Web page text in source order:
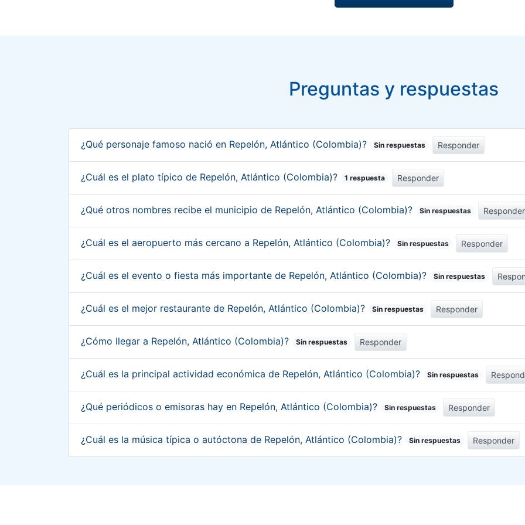
Preguntas y respuestas
¿Qué personaje famoso nació en Repelón, Atlántico (Colombia)? Sin respuestas Responder
¿Cuál es el plato típico de Repelón, Atlántico (Colombia)? 1 respuesta Responder
¿Qué otros nombres recibe el municipio de Repelón, Atlántico (Colombia)? Sin respuestas Responder
¿Cuál es el aeropuerto más cercano a Repelón, Atlántico (Colombia)? Sin respuestas Responder
¿Cuál es el evento o fiesta más importante de Repelón, Atlántico (Colombia)? Sin respuestas
¿Cuál es el mejor restaurante de Repelón, Atlántico (Colombia)? Sin respuestas Responder
¿Cómo llegar a Repelón, Atlántico (Colombia)? Sin respuestas Responder
¿Cuál es la principal actividad económica de Repelón, Atlántico (Colombia)? Sin respuestas
¿Qué periódicos o emisoras hay en Repelón, Atlántico (Colombia)? Sin respuestas Responder
¿Cuál es la música típica o autóctona de Repelón, Atlántico (Colombia)? Sin respuestas Responder